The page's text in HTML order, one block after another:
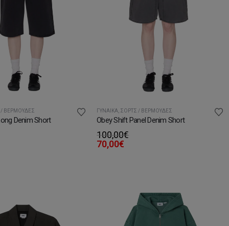
ΒΕΡΜΟΎΔΕΣ
Denim Short
ΓΥΝΑΊΚΑ ΣΟΡΤΣ / ΒΕΡΜΟΎΔΕΣ
Obey Shift Panel Denim Short
100,00€
70,00€